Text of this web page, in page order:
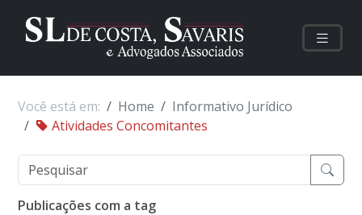
Você está em: Home
Informativo Jurídico
Atividades Concomitantes
Publicações com a tag